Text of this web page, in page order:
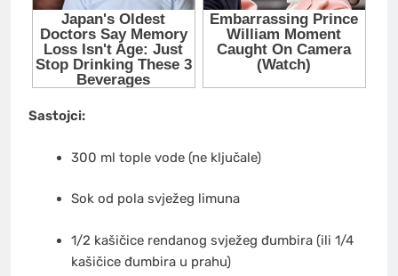
Sastojci:
300 ml tople vode (ne ključale)
Sok od pola svježeg limuna
1/2 kašičice rendanog svježeg đumbira (ili 1/4
kašičice đumbira u prahu)